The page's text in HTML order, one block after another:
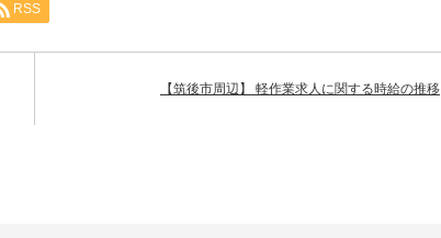
RSS
【筑後市周辺】 軽作業求人に関する時給の推移